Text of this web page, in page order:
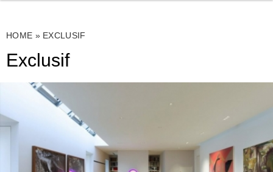
HOME » EXCLUSIF
Exclusif